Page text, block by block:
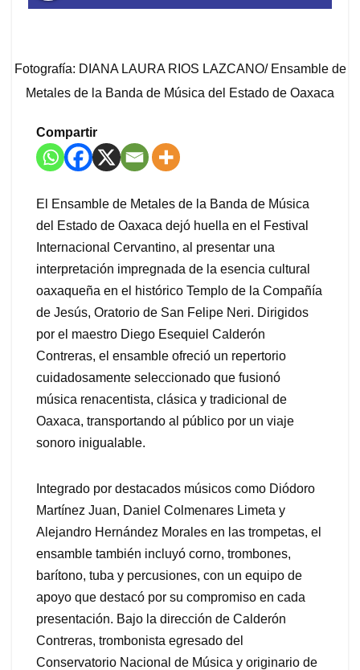
Fotografía: DIANA LAURA RIOS LAZCANO/ Ensamble de
Metales de la Banda de Música del Estado de Oaxaca
Compartir
El Ensamble de Metales de la Banda de Música
del Estado de Oaxaca dejó huella en el Festival
Internacional Cervantino, al presentar una
interpretación impregnada de la esencia cultural
oaxaqueña en el histórico Templo de la Compañía
de Jesús, Oratorio de San Felipe Neri. Dirigidos
por el maestro Diego Esequiel Calderón
Contreras, el ensamble ofreció un repertorio
cuidadosamente seleccionado que fusionó
música renacentista, clásica y tradicional de
Oaxaca, transportando al público por un viaje
sonoro inigualable.
Integrado por destacados músicos como Diódoro
Martínez Juan, Daniel Colmenares Limeta y
Alejandro Hernández Morales en las trompetas, el
ensamble también incluyó corno, trombones,
barítono, tuba y percusiones, con un equipo de
apoyo que destacó por su compromiso en cada
presentación. Bajo la dirección de Calderón
Contreras, trombonista egresado del
Conservatorio Nacional de Música y originario de